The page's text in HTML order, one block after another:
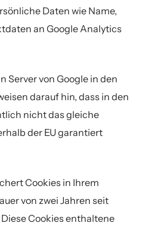
Daten wie Name,
an Google Analytics
Server von Google in den
darauf hin, dass in den
nicht das gleiche
der EU garantiert
Cookies in Ihrem
von zwei Jahren seit
Cookies enthaltene